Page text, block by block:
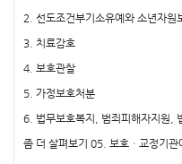
2. 선도조건부기소유예와 소년자원
3. 치료감호
4. 보호관찰
5. 가정보호처분
6. 법무보호복지, 범죄피해자지원,
좀 더 살펴보기 05. 보호ㆍ교정기